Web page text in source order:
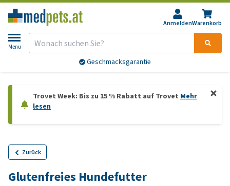
AnmeldenWarenkorb
Menu
Geschmacksgarantie
Trovet Week: Bis zu 15 % Rabatt auf Trovet Mehr
lesen
Zurück
Glutenfreies Hundefutter